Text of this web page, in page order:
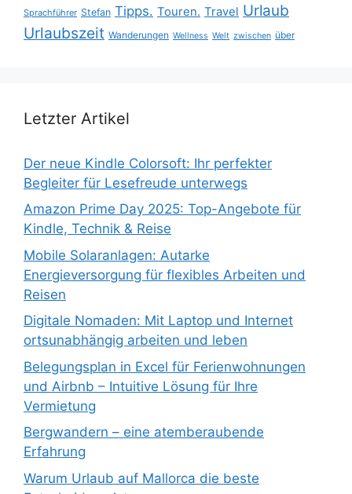
Sprachführer Stefan Tipps. Touren. Travel Urlaub
Urlaubszeit Wanderungen Wellness Welt zwischen über
Letzter Artikel
Der neue Kindle Colorsoft: Ihr perfekter
Begleiter für Lesefreude unterwegs
Amazon Prime Day 2025: Top-Angebote für
Kindle, Technik & Reise
Mobile Solaranlagen: Autarke
Energieversorgung für flexibles Arbeiten und
Reisen
Digitale Nomaden: Mit Laptop und Internet
ortsunabhängig arbeiten und leben
Belegungsplan in Excel für Ferienwohnungen
und Airbnb – Intuitive Lösung für Ihre
Vermietung
Bergwandern – eine atemberaubende
Erfahrung
Warum Urlaub auf Mallorca die beste